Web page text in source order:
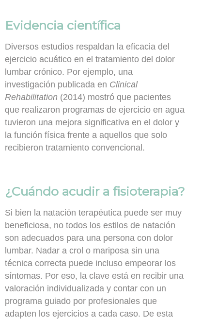
Evidencia científica
Diversos estudios respaldan la eficacia del
ejercicio acuático en el tratamiento del dolor
lumbar crónico. Por ejemplo, una
investigación publicada en Clinical
Rehabilitation (2014) mostró que pacientes
que realizaron programas de ejercicio en agua
tuvieron una mejora significativa en el dolor y
la función física frente a aquellos que solo
recibieron tratamiento convencional.
¿Cuándo acudir a fisioterapia?
Si bien la natación terapéutica puede ser muy
beneficiosa, no todos los estilos de natación
son adecuados para una persona con dolor
lumbar. Nadar a crol o mariposa sin una
técnica correcta puede incluso empeorar los
síntomas. Por eso, la clave está en recibir una
valoración individualizada y contar con un
programa guiado por profesionales que
adapten los ejercicios a cada caso. De esta